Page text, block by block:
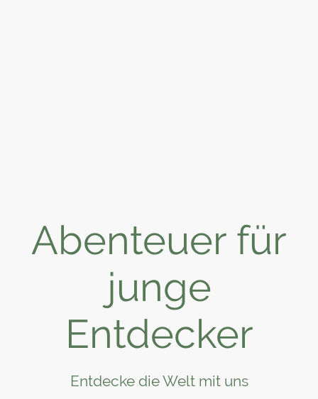
Abenteuer für
junge
Entdecker
Entdecke die Welt mit uns